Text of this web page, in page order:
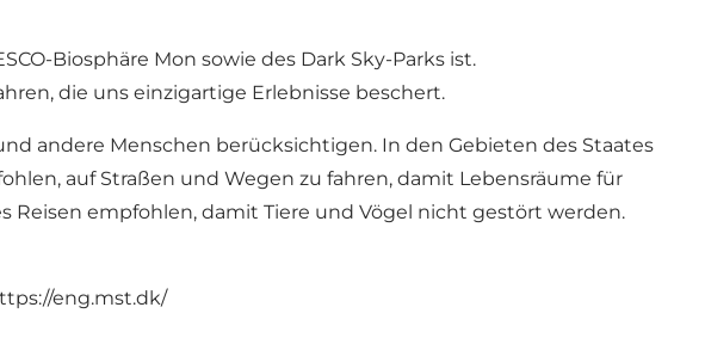
Biosphäre Mon sowie des Dark Sky-Parks ist.
die uns einzigartige Erlebnisse beschert.
andere Menschen berücksichtigen. In den Gebieten des Staates
auf Straßen und Wegen zu fahren, damit Lebensräume für
empfohlen, damit Tiere und Vögel nicht gestört werden.
eng.mst.dk/